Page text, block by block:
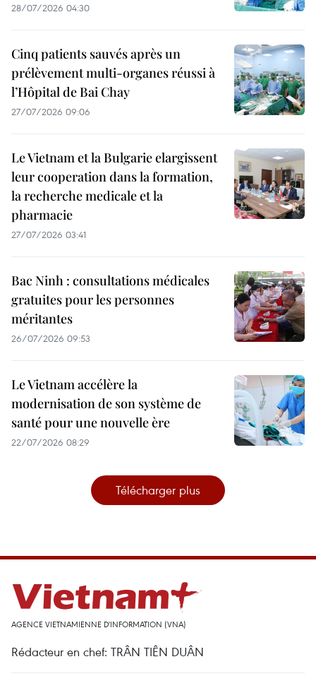
28/07/2026 04:30
Cinq patients sauvés après un
prélèvement multi-organes réussi à
l’Hôpital de Bai Chay
27/07/2026 09:06
Le Vietnam et la Bulgarie elargissent
leur cooperation dans la formation,
la recherche medicale et la
pharmacie
27/07/2026 03:41
Bac Ninh : consultations médicales
gratuites pour les personnes
méritantes
26/07/2026 09:53
Le Vietnam accélère la
modernisation de son système de
santé pour une nouvelle ère
22/07/2026 08:29
Télécharger plus
AGENCE VIETNAMIENNE D'INFORMATION (VNA)
Rédacteur en chef: TRÂN TIÊN DUÂN